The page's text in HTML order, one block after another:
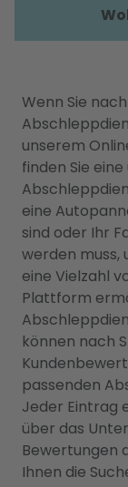
Wenn Sie
unserem
finden Sie
eine
sind oder Ihr
werden muss,
eine Vielzahl
Plattform
können nach
passenden
Jeder Eintrag
über das
Bewertungen
Ihnen die